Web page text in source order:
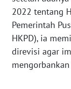
2022 tentang
Pemerintah
HKPD), ia
direvisi agar
WN
SULTRA
WN
NTB